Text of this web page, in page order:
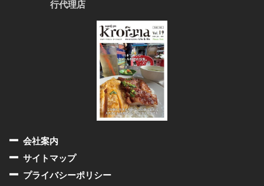
行代理店
会社案内
サイトマップ
プライバシーポリシー